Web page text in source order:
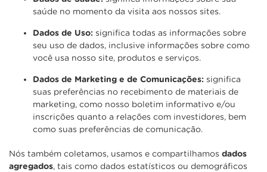
saúde no momento da visita aos nossos sites.
Dados de Uso: significa todas as informações sobre
seu uso de dados, inclusive informações sobre como
você usa nosso site, produtos e serviços.
Dados de Marketing e de Comunicações: significa
suas preferências no recebimento de materiais de
marketing, como nosso boletim informativo e/ou
inscrições quanto a relações com investidores, bem
como suas preferências de comunicação.
Nós também coletamos, usamos e compartilhamos dados
agregados, tais como dados estatísticos ou demográficos